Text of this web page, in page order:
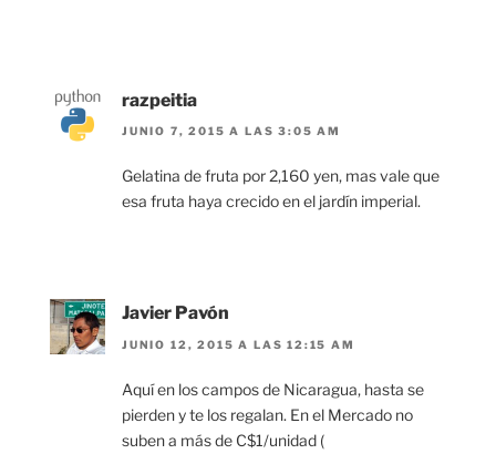
razpeitia
JUNIO 7, 2015 A LAS 3:05 AM
Gelatina de fruta por 2,160 yen, mas vale que
esa fruta haya crecido en el jardín imperial.
Javier Pavón
JUNIO 12, 2015 A LAS 12:15 AM
Aquí en los campos de Nicaragua, hasta se
pierden y te los regalan. En el Mercado no
suben a más de C$1/unidad (